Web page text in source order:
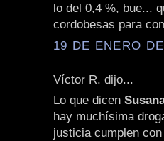
lo del 0,4 %, bue...
cordobesas para
19 DE ENERO
Víctor R. dijo...
Lo que dicen
hay muchísima
justicia cumplen